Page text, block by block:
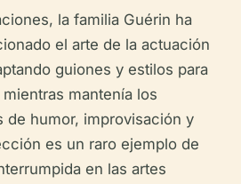
la familia Guérin ha
el arte de la actuación
guiones y estilos para
mantenía los
de humor, improvisación y
es un raro ejemplo de
en las artes